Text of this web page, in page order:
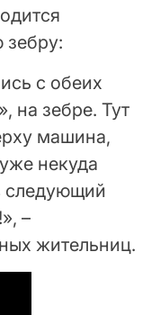
зебру:
с обеих
на зебре. Тут
машина,
некуда
следующий
–
жительниц.